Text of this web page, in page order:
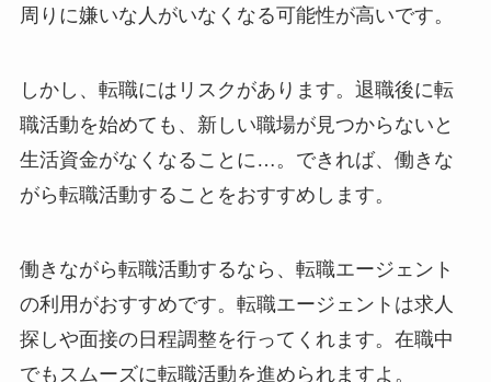
周りに嫌いな人がいなくなる可能性が高いです。
しかし、転職にはリスクがあります。退職後に転
職活動を始めても、新しい職場が見つからないと
生活資金がなくなることに…。できれば、働きな
がら転職活動することをおすすめします。
働きながら転職活動するなら、転職エージェント
の利用がおすすめです。転職エージェントは求人
探しや面接の日程調整を行ってくれます。在職中
でもスムーズに転職活動を進められますよ。